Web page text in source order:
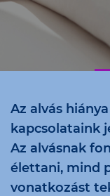
Az alvás
kapcsolataink
Az alvásnak
élettani, mind
vonatkozást